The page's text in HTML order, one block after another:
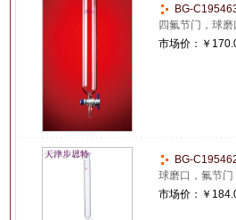
BG-
四氟节门，球
市场价： ￥
BG-
球磨口，氟节
市场价： ￥